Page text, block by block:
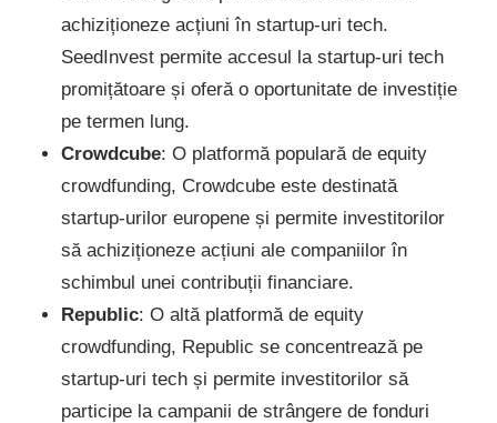
achiziționeze acțiuni în startup-uri tech.
SeedInvest permite accesul la startup-uri tech
promițătoare și oferă o oportunitate de investiție
pe termen lung.
Crowdcube: O platformă populară de equity
crowdfunding, Crowdcube este destinată
startup-urilor europene și permite investitorilor
să achiziționeze acțiuni ale companiilor în
schimbul unei contribuții financiare.
Republic: O altă platformă de equity
crowdfunding, Republic se concentrează pe
startup-uri tech și permite investitorilor să
participe la campanii de strângere de fonduri